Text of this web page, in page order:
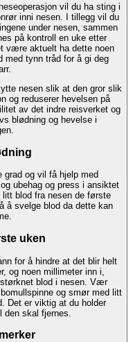
vil du ha sting i
inni nesen. I tillegg vil du
under nesen, sammen
på kontroll en uke etter
være aktuelt ha dette noen
med tynn tråd for å gi deg
nesen slik at den gror slik
og reduserer hevelsen på
av det indre reisverket og
blødning og hevelse i
grad og vil få hjelp med
ubehag og press i ansiktet
blod fra nesen de første
å svelge blod da dette kan
uken
og noen millimeter inn i,
blod i nesen. Vær
og smør med litt
Det er viktig at du holder
skal fjernes.